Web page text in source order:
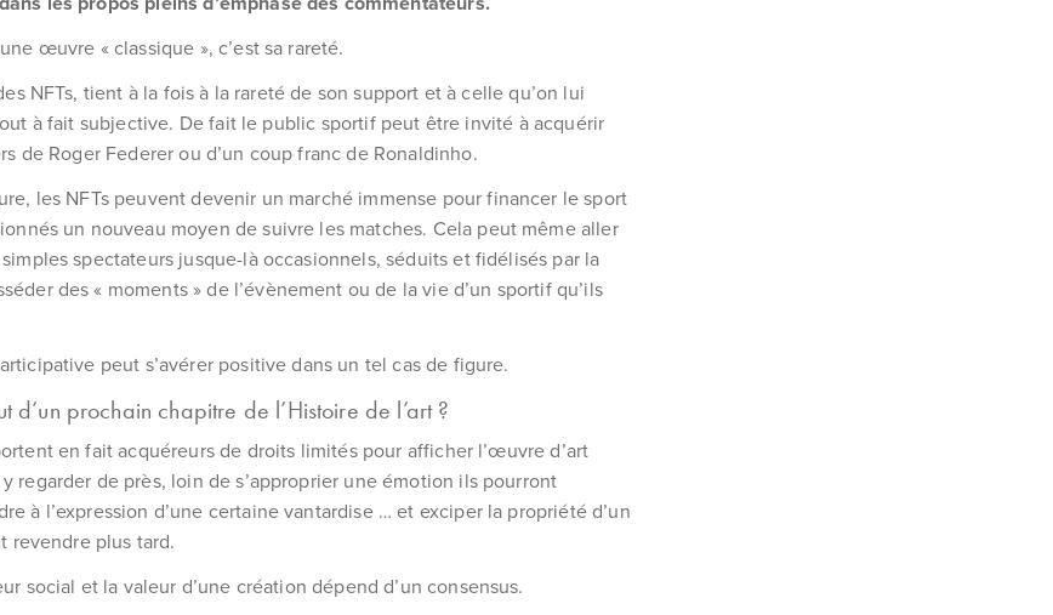
œuvre « classique », c’est sa rareté.
NFTs, tient à la fois à la rareté de son support et à celle qu’on lui
à fait subjective. De fait le public sportif peut être invité à acquérir
de Roger Federer ou d’un coup franc de Ronaldinho.
les NFTs peuvent devenir un marché immense pour financer le sport
un nouveau moyen de suivre les matches. Cela peut même aller
spectateurs jusque-là occasionnels, séduits et fidélisés par la
des « moments » de l’évènement ou de la vie d’un sportif qu’ils
peut s’avérer positive dans un tel cas de figure.
d’un prochain chapitre de l’Histoire de l’art ?
en fait acquéreurs de droits limités pour afficher l’œuvre d’art
regarder de près, loin de s’approprier une émotion ils pourront
à l’expression d’une certaine vantardise … et exciper la propriété d’un
revendre plus tard.
social et la valeur d’une création dépend d’un consensus.